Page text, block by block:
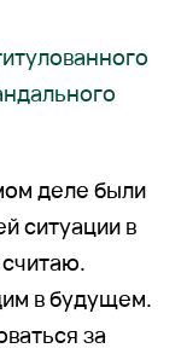
деле были
ситуации в
в будущем.
за